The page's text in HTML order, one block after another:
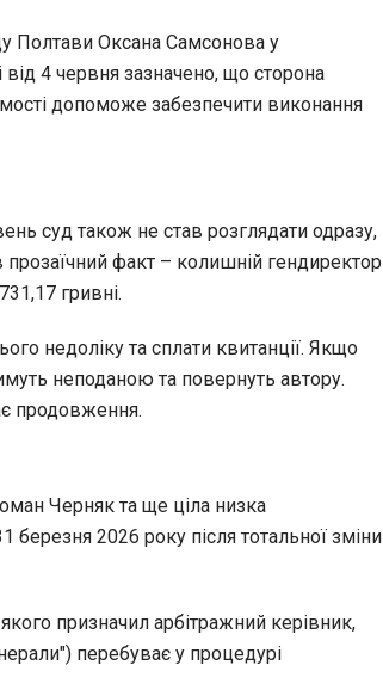
Полтави Оксана Самсонова у
від 4 червня зазначено, що сторона
допоможе забезпечити виконання
суд також не став розглядати одразу,
факт – колишній гендиректор
гривні.
недоліку та сплати квитанції. Якщо
неподаною та повернуть автору.
продовження.
Черняк та ще ціла низка
березня 2026 року після тотальної зміни
призначил арбітражний керівник,
перебуває у процедурі